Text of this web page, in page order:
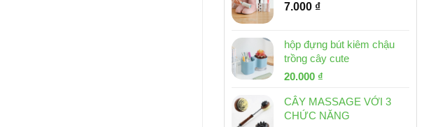
7.000 ₫
hộp đựng bút kiêm chậu
trồng cây cute
Giá
là:
30.000 ₫.
20.000 ₫
tại
là:
CÂY MASSAGE VỚI 3
CHỨC NĂNG